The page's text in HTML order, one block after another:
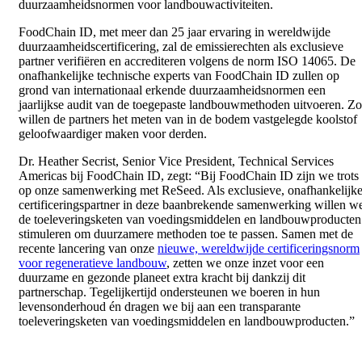
duurzaamheidsnormen voor landbouwactiviteiten.
FoodChain ID, met meer dan 25 jaar ervaring in wereldwijde
duurzaamheidscertificering, zal de emissierechten als exclusieve
partner verifiëren en accrediteren volgens de norm ISO 14065. De
onafhankelijke technische experts van FoodChain ID zullen op
grond van internationaal erkende duurzaamheidsnormen een
jaarlijkse audit van de toegepaste landbouwmethoden uitvoeren. Zo
willen de partners het meten van in de bodem vastgelegde koolstof
geloofwaardiger maken voor derden.
Dr. Heather Secrist, Senior Vice President, Technical Services
Americas bij FoodChain ID, zegt: “Bij FoodChain ID zijn we trots
op onze samenwerking met ReSeed. Als exclusieve, onafhankelijke
certificeringspartner in deze baanbrekende samenwerking willen
de toeleveringsketen van voedingsmiddelen en landbouwproducten
stimuleren om duurzamere methoden toe te passen. Samen met de
recente lancering van onze nieuwe, wereldwijde certificeringsnorm
voor regeneratieve landbouw, zetten we onze inzet voor een
duurzame en gezonde planeet extra kracht bij dankzij dit
partnerschap. Tegelijkertijd ondersteunen we boeren in hun
levensonderhoud én dragen we bij aan een transparante
toeleveringsketen van voedingsmiddelen en landbouwproducten.”